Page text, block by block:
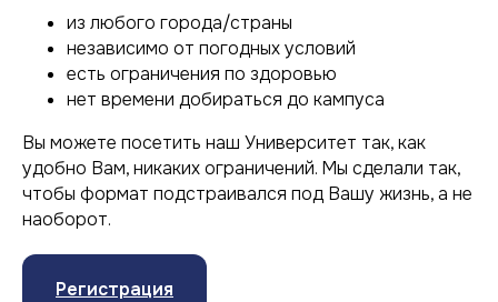
из любого города/страны
независимо от погодных условий
есть ограничения по здоровью
нет времени добираться до кампуса
Вы можете посетить наш Университет так, как
удобно Вам, никаких ограничений. Мы сделали так,
чтобы формат подстраивался под Вашу жизнь, а не
наоборот.
Регистрация